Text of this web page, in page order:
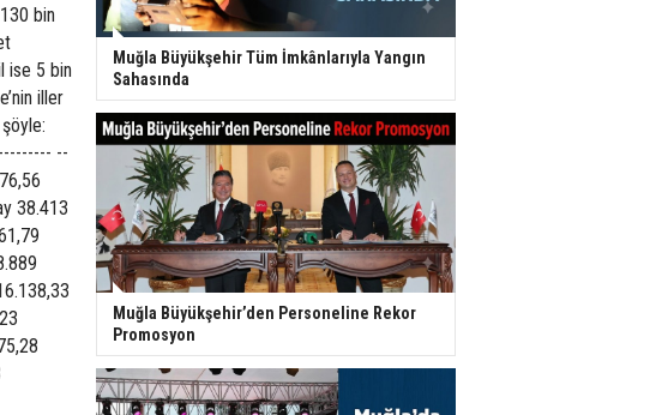
bin
ise 5 bin
iller
--
38.413
Muğla Büyükşehir Tüm İmkânlarıyla Yangın
Sahasında
Muğla Büyükşehir’den Personeline Rekor
Promosyon